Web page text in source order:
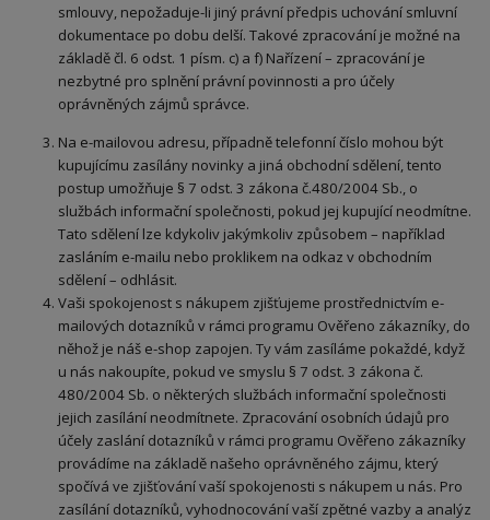
smlouvy, nepožaduje-li jiný právní předpis uchování smluvní
dokumentace po dobu delší. Takové zpracování je možné na
základě čl. 6 odst. 1 písm. c) a f) Nařízení – zpracování je
nezbytné pro splnění právní povinnosti a pro účely
oprávněných zájmů správce.
Na e-mailovou adresu, případně telefonní číslo mohou být
kupujícímu zasílány novinky a jiná obchodní sdělení, tento
postup umožňuje § 7 odst. 3 zákona č.480/2004 Sb., o
službách informační společnosti, pokud jej kupující neodmítne.
Tato sdělení lze kdykoliv jakýmkoliv způsobem – například
zasláním e-mailu nebo proklikem na odkaz v obchodním
sdělení – odhlásit.
Vaši spokojenost s nákupem zjišťujeme prostřednictvím e-
mailových dotazníků v rámci programu Ověřeno zákazníky, do
něhož je náš e-shop zapojen. Ty vám zasíláme pokaždé, když
u nás nakoupíte, pokud ve smyslu § 7 odst. 3 zákona č.
480/2004 Sb. o některých službách informační společnosti
jejich zasílání neodmítnete. Zpracování osobních údajů pro
účely zaslání dotazníků v rámci programu Ověřeno zákazníky
provádíme na základě našeho oprávněného zájmu, který
spočívá ve zjišťování vaší spokojenosti s nákupem u nás. Pro
zasílání dotazníků, vyhodnocování vaší zpětné vazby a analýz